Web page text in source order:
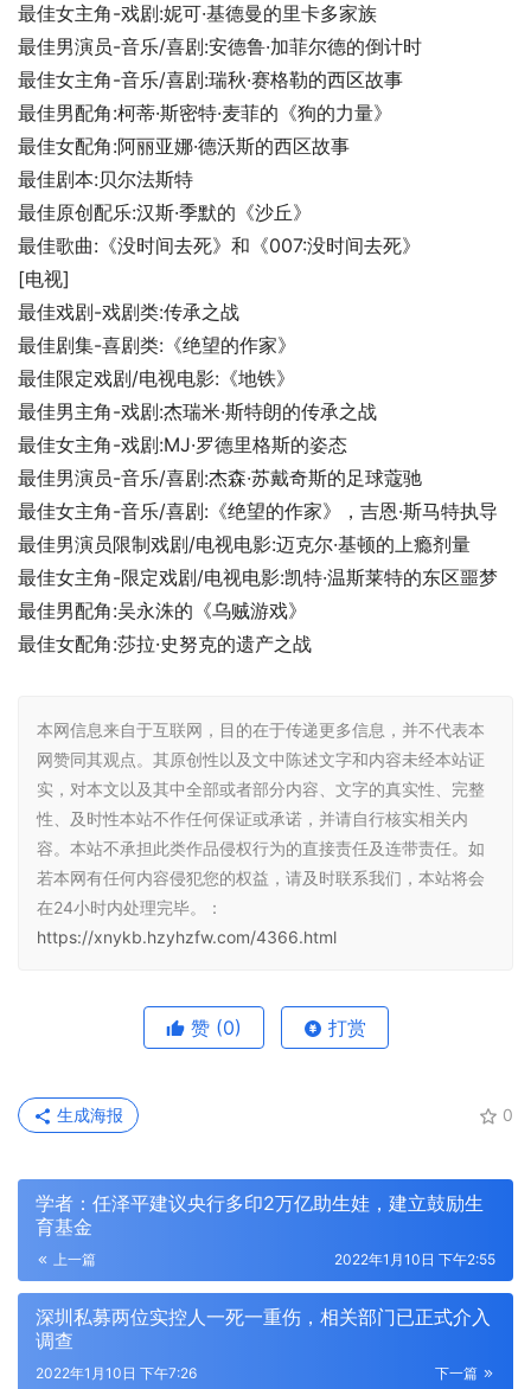
最佳女主角-戏剧:妮可·基德曼的里卡多家族
最佳男演员-音乐/喜剧:安德鲁·加菲尔德的倒计时
最佳女主角-音乐/喜剧:瑞秋·赛格勒的西区故事
最佳男配角:柯蒂·斯密特·麦菲的《狗的力量》
最佳女配角:阿丽亚娜·德沃斯的西区故事
最佳剧本:贝尔法斯特
最佳原创配乐:汉斯·季默的《沙丘》
最佳歌曲:《没时间去死》和《007:没时间去死》
[电视]
最佳戏剧-戏剧类:传承之战
最佳剧集-喜剧类:《绝望的作家》
最佳限定戏剧/电视电影:《地铁》
最佳男主角-戏剧:杰瑞米·斯特朗的传承之战
最佳女主角-戏剧:MJ·罗德里格斯的姿态
最佳男演员-音乐/喜剧:杰森·苏戴奇斯的足球蔻驰
最佳女主角-音乐/喜剧:《绝望的作家》，吉恩·斯马特执导
最佳男演员限制戏剧/电视电影:迈克尔·基顿的上瘾剂量
最佳女主角-限定戏剧/电视电影:凯特·温斯莱特的东区噩梦
最佳男配角:吴永洙的《乌贼游戏》
最佳女配角:莎拉·史努克的遗产之战
本网信息来自于互联网，目的在于传递更多信息，并不代表本
网赞同其观点。其原创性以及文中陈述文字和内容未经本站证
实，对本文以及其中全部或者部分内容、文字的真实性、完整
性、及时性本站不作任何保证或承诺，并请自行核实相关内
容。本站不承担此类作品侵权行为的直接责任及连带责任。如
若本网有任何内容侵犯您的权益，请及时联系我们，本站将会
在24小时内处理完毕。：
https://xnykb.hzyhzfw.com/4366.html
赞 (0) 打赏
0
生成海报
学者：任泽平建议央行多印2万亿助生娃，建立鼓励生
育基金
上一篇 2022年1月10日 下午2:55
深圳私募两位实控人一死一重伤，相关部门已正式介入
调查
下一篇
2022年1月10日 下午7:26